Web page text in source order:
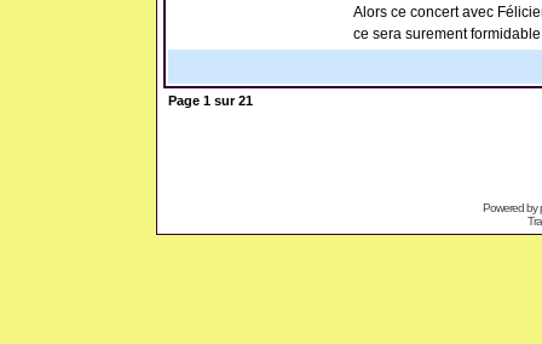
Alors ce concert avec
ce sera surement
Page 1sur21
Powered by